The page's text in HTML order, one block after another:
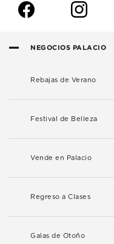
f i
NEGOCIOS PALACIO
Rebajas de Verano
Festival de Belleza
Vende en Palacio
Regreso a Clases
Galas de Otoño